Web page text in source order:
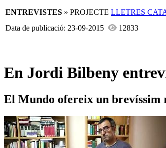
ENTREVISTES » PROJECTE LLETRES
Data de publicació: 23-09-2015
12833
En Jordi Bilbeny
El Mundo ofereix un brevíssim